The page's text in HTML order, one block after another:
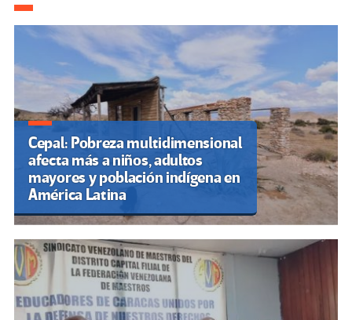
de
entradas
Cepal: Pobreza multidimensional
afecta más a niños, adultos
mayores y población indígena en
América Latina